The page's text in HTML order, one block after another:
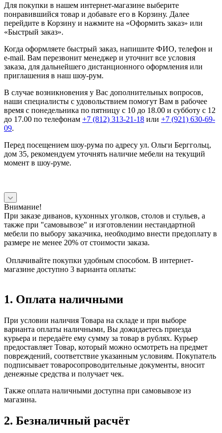
Для покупки в нашем интернет-магазине выберите
понравившийся товар и добавьте его в Корзину. Далее
перейдите в Корзину и нажмите на «Оформить заказ» или
«Быстрый заказ».
Когда оформляете быстрый заказ, напишите ФИО, телефон и
e-mail. Вам перезвонит менеджер и уточнит все условия
заказа, для дальнейшего дистанционного оформления или
приглашения в наш шоу-рум.
В случае возникновения у Вас дополнительных вопросов,
наши специалисты с удовольствием помогут Вам в рабочее
время с понедельника по пятницу с 10 до 18.00 и субботу с 12
до 17.00 по телефонам +7 (812) 313-21-18 или +7 (921) 630-69-
09.
Перед посещением шоу-рума по адресу ул. Ольги Берггольц,
дом 35, рекомендуем уточнять наличие мебели на текущий
момент в шоу-руме.
Внимание!
При заказе диванов, кухонных уголков, столов и стульев, а
также при "самовывозе" и изготовлении нестандартной
мебели по выбору заказчика, необходимо внести предоплату в
размере не менее 20% от стоимости заказа.
Оплачивайте покупки удобным способом. В интернет-
магазине доступно 3 варианта оплаты:
1. Оплата наличными
При условии наличия Товара на складе и при выборе
варианта оплаты наличными, Вы дожидаетесь приезда
курьера и передаёте ему сумму за товар в рублях. Курьер
предоставляет Товар, который можно осмотреть на предмет
повреждений, соответствие указанным условиям. Покупатель
подписывает товаросопроводительные документы, вносит
денежные средства и получает чек.
Также оплата наличными доступна при самовывозе из
магазина.
2. Безналичный расчёт